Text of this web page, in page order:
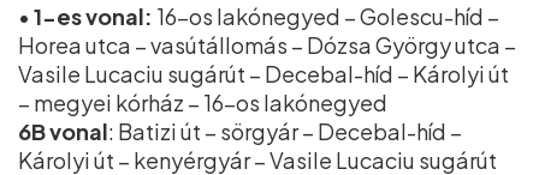
• 1-es vonal: 16-os lakónegyed – Golescu-híd –
Horea utca – vasútállomás – Dózsa György utca –
Vasile Lucaciu sugárút – Decebal-híd – Károlyi út
– megyei kórház – 16-os lakónegyed
6B vonal: Batizi út – sörgyár – Decebal-híd –
Károlyi út – kenyérgyár – Vasile Lucaciu sugárút